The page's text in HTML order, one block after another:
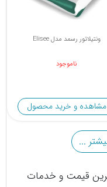
ونتیلاتور رسمد مدل Elisee
ناموجود
مشاهده و خرید محصول
...
قیمت و خدمات